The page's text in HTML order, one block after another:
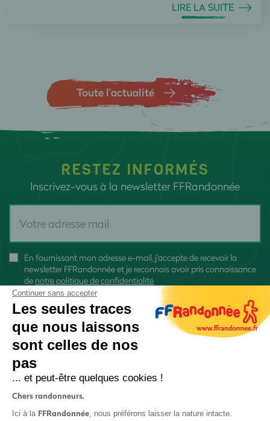
LIRE LA SUITE
Toute l’actualité
RESTEZ INFORMÉS
Inscrivez-vous à la newsletter FFRandonnée
En fournissant mon adresse e-mail, j'accepte de recevoir la
newsletter FFRandonnée et je reconnais avoir pris connaissance
de notre politique de confidentialité
Continuer sans accepter
Les seules traces
que nous laissons
sont celles de nos
pas
... et peut-être quelques cookies !
Chers randonneurs,
Ici à la FFRandonnée, nous préférons laisser la nature intacte.